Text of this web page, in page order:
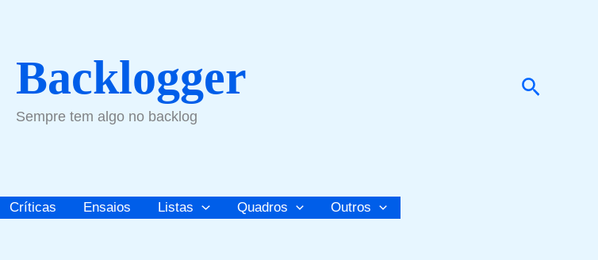
Backlogger
Sempre tem algo no backlog
Críticas Ensaios Listas Quadros Outros